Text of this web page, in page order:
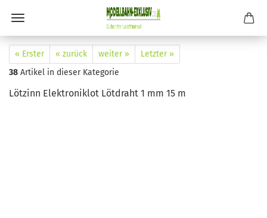
« Erster « zurück weiter »
Letzter »
38 Artikel in dieser Kategorie
Lötzinn Elektroniklot Lötdraht 1 mm 15 m